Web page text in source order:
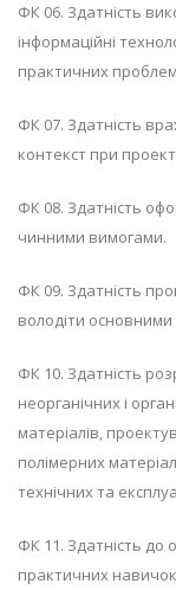
ФК 06. Здатність
інформаційні
практичних проблем
ФК 07. Здатність
контекст при
ФК 08. Здатність
чинними вимогами.
ФК 09. Здатність
володіти основними
ФК 10. Здатність
неорганічних і
матеріалів,
полімерних
технічних та
ФК 11. Здатність до
практичних